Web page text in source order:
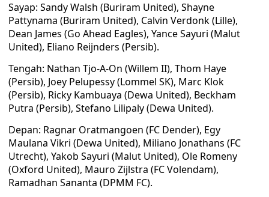
Sayap: Sandy Walsh (Buriram United), Shayne
Pattynama (Buriram United), Calvin Verdonk (Lille),
Dean James (Go Ahead Eagles), Yance Sayuri (Malut
United), Eliano Reijnders (Persib).
Tengah: Nathan Tjo-A-On (Willem II), Thom Haye
(Persib), Joey Pelupessy (Lommel SK), Marc Klok
(Persib), Ricky Kambuaya (Dewa United), Beckham
Putra (Persib), Stefano Lilipaly (Dewa United).
Depan: Ragnar Oratmangoen (FC Dender), Egy
Maulana Vikri (Dewa United), Miliano Jonathans (FC
Utrecht), Yakob Sayuri (Malut United), Ole Romeny
(Oxford United), Mauro Zijlstra (FC Volendam),
Ramadhan Sananta (DPMM FC).